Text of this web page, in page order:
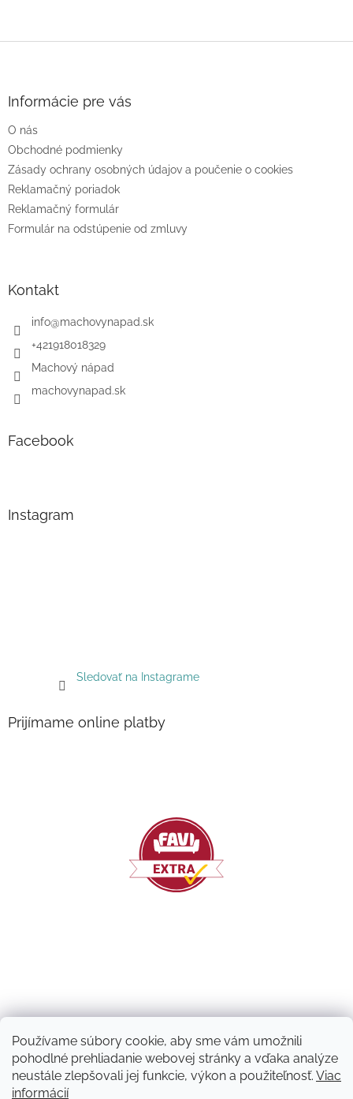
Používame súbory cookie, aby sme vám umožnili
pohodlné prehliadanie webovej stránky a vďaka analýze
neustále zlepšovali jej funkcie, výkon a použiteľnosť. Viac
informácií
e
Informácie pre vás
O nás
Obchodné podmienky
Zásady ochrany osobných údajov a poučenie o cookies
Reklamačný poriadok
Reklamačný formulár
Formulár na odstúpenie od zmluvy
Kontakt
info@machovynapad.sk
+421918018329
Machový nápad
machovynapad.sk
Facebook
Instagram
Sledovať na Instagrame
Prijímame online platby